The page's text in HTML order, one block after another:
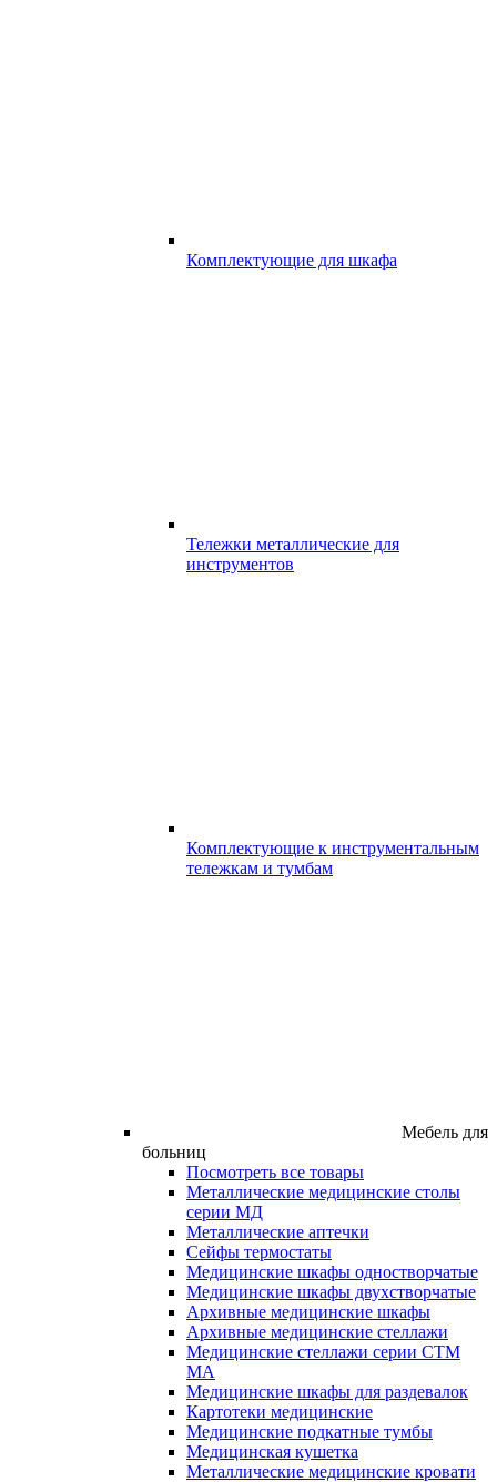
Комплектующие для шкафа
Тележки металлические для
инструментов
Комплектующие к инструментальным
тележкам и тумбам
Мебель для
больниц
Посмотреть все товары
Металлические медицинские столы
серии МД
Металлические аптечки
Сейфы термостаты
Медицинские шкафы одностворчатые
Медицинские шкафы двухстворчатые
Архивные медицинские шкафы
Архивные медицинские стеллажи
Медицинские стеллажи серии СТМ
МА
Медицинские шкафы для раздевалок
Картотеки медицинские
Медицинские подкатные тумбы
Медицинская кушетка
Металлические медицинские кровати